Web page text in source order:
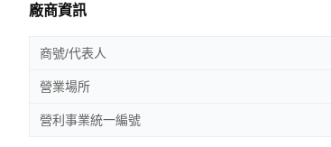
廠商資訊
商號/代表人
營業場所
營利事業統一編號